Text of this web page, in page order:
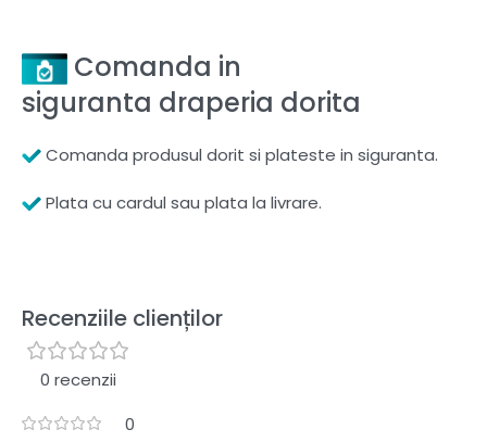
Comanda in
siguranta draperia dorita
Comanda produsul dorit si plateste in siguranta.
Plata cu cardul sau plata la livrare.
Recenziile clienților
0 recenzii
0